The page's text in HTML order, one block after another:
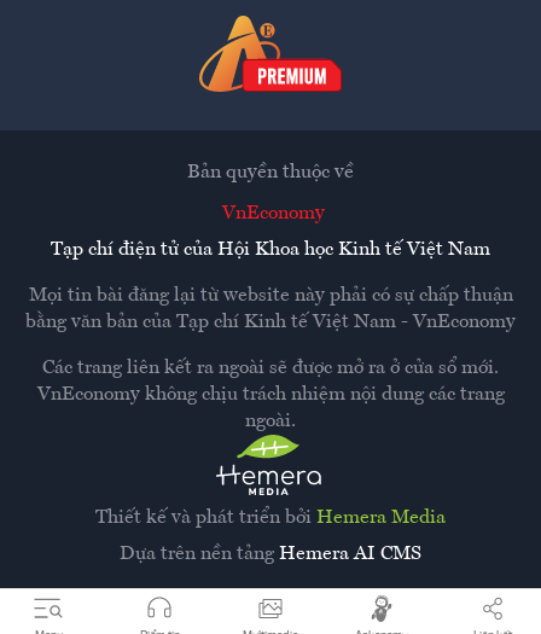
Thiết kế và phát triển bởi Hemera Media
Dựa trên nền tảng Hemera AI CMS
Bản quyền thuộc về
VnEconomy
Tạp chí điện tử của Hội Khoa học Kinh tế Việt Nam
Mọi tin bài đăng lại từ website này phải có sự chấp thuận
bằng văn bản của Tạp chí Kinh tế Việt Nam - VnEconomy
Các trang liên kết ra ngoài sẽ được mở ra ở cửa sổ mới.
VnEconomy không chịu trách nhiệm nội dung các trang
ngoài.